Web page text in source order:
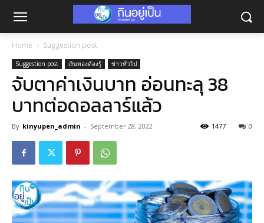
Home Suggestion post
Suggestion post เงินทองต้องรู้ ข่าวทั่วไป
จับตาค่าเงินบาท อ่อนทะลุ 38
บาทต่อดอลลาร์แล้ว
By kinyupen_admin - September 28, 2022 0
1477